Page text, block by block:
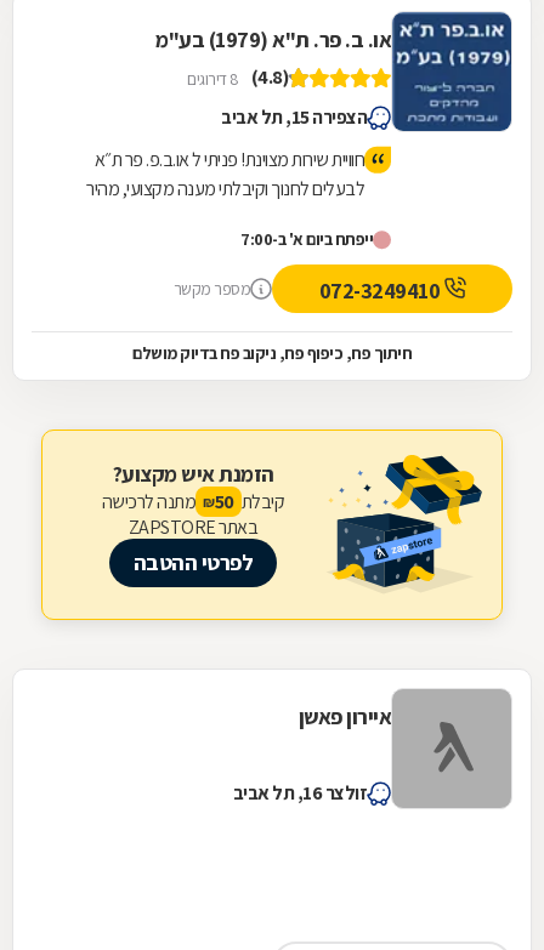
או. ב. פר. ת"א (1979) בע"מ
(4.8) 8 דירוגים
הצפירה 15, תל אביב
חוויית שירות מצוינת! פניתי ל או.ב.פ. פר ת״א
לבעלים לחנוך וקיבלתי מענה מקצועי, מהיר
בסטנדרטים גבוהים, וההתאמה לצרכים שלי
הייתה מדויקת. הצוות סבלני, זמין ומסביר פנים
לאורך כל התהליך. בהחלט מקום שאפשר
לסמוך עליו – ממליץ בחום!
ייפתח ביום א' ב-7:00
מספר מקשר
חיתוך פח, כיפוף פח, ניקוב פח בדיוק מושלם
הזמנת איש מקצוע?
קיבלת 50
₪ מתנה לרכישה
באתר ZAPSTORE
לפרטי ההטבה
איירון פאשן
זולצר 16, תל אביב